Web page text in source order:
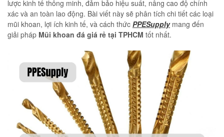
lược kinh tế thông minh, đảm bảo hiệu suất, nâng cao độ chính
xác và an toàn lao động. Bài viết này sẽ phân tích chi tiết các loại
mũi khoan, lợi ích kinh tế, và cách thức PPESupplymang đến
giải pháp Mũi khoan đá giá rẻ tại TPHCM tốt nhất.